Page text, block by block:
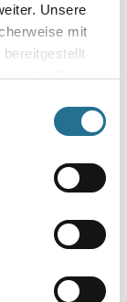
Unsere
mit
der Dienste